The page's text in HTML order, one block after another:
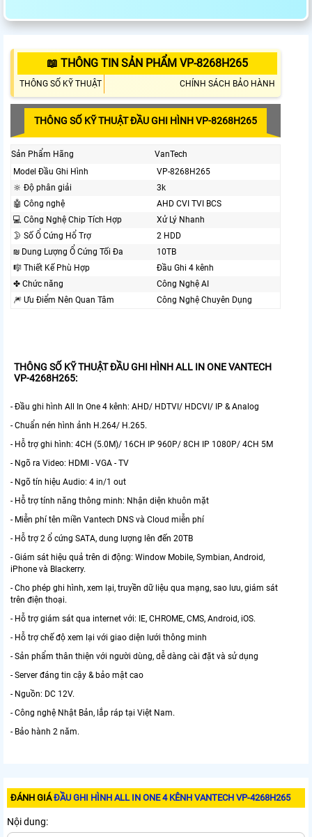
📖 THÔNG TIN SẢN PHẨM VP-8268H265
THÔNG SỐ KỸ THUẬT CHÍNH SÁCH BẢO HÀNH
THÔNG SỐ KỸ THUẬT ĐẦU GHI HÌNH VP-8268H265
Sản Phẩm Hãng
VanTech
Model Đầu Ghi Hình
VP-8268H265
🔆 Độ phân giải
3k
🤖️ Công nghệ
AHD CVI TVI BCS
💻 Công Nghệ Chip Tích Hợp
Xử Lý Nhanh
🌛 Số Ổ Cứng Hổ Trợ
2 HDD
₪ Dung Lượng Ổ Cứng Tối Đa
10TB
🎼️ Thiết Kế Phù Hợp
Đầu Ghi 4 kênh
✤ Chức năng
Công Nghệ AI
🎆 Ưu Điểm Nên Quan Tâm
Công Nghệ Chuyên Dụng
THÔNG SỐ KỸ THUẬT ĐẦU GHI HÌNH ALL IN ONE VANTECH
VP-4268H265:
- Đầu ghi hình All In One 4 kênh: AHD/ HDTVI/ HDCVI/ IP & Analog
- Chuẩn nén hình ảnh H.264/ H.265.
- Hỗ trợ ghi hình: 4CH (5.0M)/ 16CH IP 960P/ 8CH IP 1080P/ 4CH 5M
- Ngõ ra Video: HDMI - VGA - TV
- Ngõ tín hiệu Audio: 4 in/1 out
- Hỗ trợ tính năng thông minh: Nhận diện khuôn mặt
- Miễn phí tên miền Vantech DNS và Cloud miễn phí
- Hỗ trợ 2 ổ cứng SATA, dung lượng lên đến 20TB
- Giám sát hiệu quả trên di động: Window Mobile, Symbian, Android,
iPhone và Blackerry.
- Cho phép ghi hình, xem lại, truyền dữ liệu qua mạng, sao lưu, giám sát
trên điện thoại.
- Hỗ trợ giám sát qua internet với: IE, CHROME, CMS, Android, iOS.
- Hỗ trợ chế độ xem lại với giao diện lưới thông minh
- Sản phẩm thân thiện với người dùng, dễ dàng cài đặt và sử dụng
- Server đáng tin cậy & bảo mật cao
- Nguồn: DC 12V.
- Công nghệ Nhật Bản, lắp ráp tại Việt Nam.
- Bảo hành 2 năm.
ĐÁNH GIÁĐẦU GHI HÌNH ALL IN ONE 4 KÊNH VANTECH VP-4268H265
Nội dung: